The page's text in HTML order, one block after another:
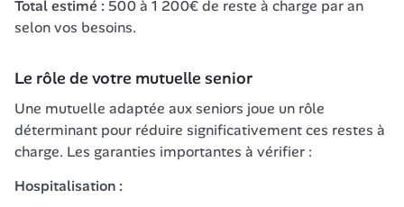
Total estimé : 500 à 1 200€ de reste à charge par an
selon vos besoins.
Le rôle de votre mutuelle senior
Une mutuelle adaptée aux seniors joue un rôle
déterminant pour réduire significativement ces restes à
charge. Les garanties importantes à vérifier :
Hospitalisation :